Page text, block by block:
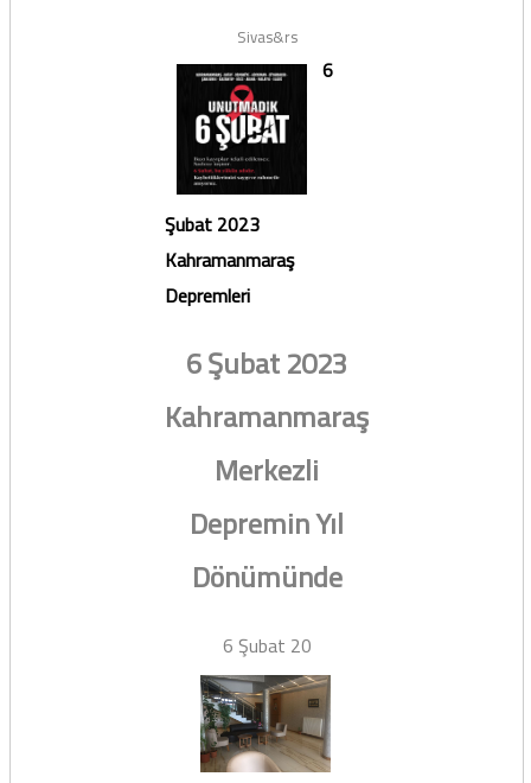
Sivas&rs
6
Şubat 2023
Kahramanmaraş
Depremleri
6 Şubat 2023
Kahramanmaraş
Merkezli
Depremin Yıl
Dönümünde
6 Şubat 20